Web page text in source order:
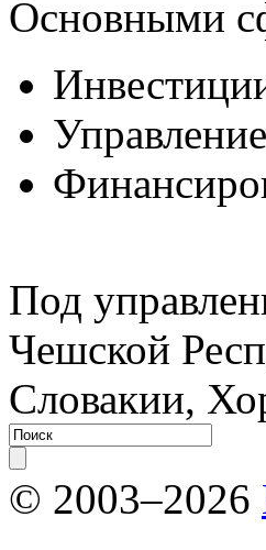
Основными
Под
Чешской
Словакии,
© 2003–2026